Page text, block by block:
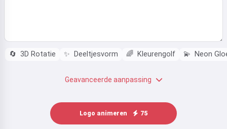
🔄 3D Rotatie ✨ Deeltjesvorm 🌈 Kleurengolf 💫 Neon
Geavanceerde aanpassing
Logo animeren 75